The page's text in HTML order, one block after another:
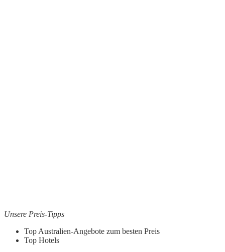
Unsere Preis-Tipps
Top Australien-Angebote zum besten Preis
Top Hotels